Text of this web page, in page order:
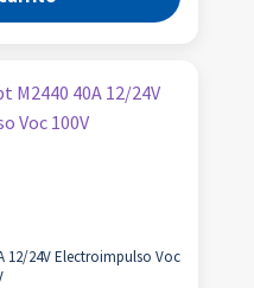
12/24V Electroimpulso Voc